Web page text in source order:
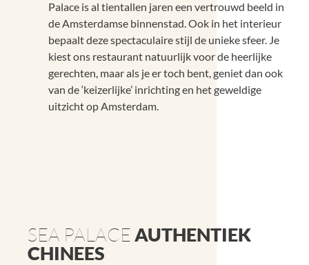
Palace is al tientallen jaren een vertrouwd beeld in
de Amsterdamse binnenstad. Ook in het interieur
bepaalt deze spectaculaire stijl de unieke sfeer. Je
kiest ons restaurant natuurlijk voor de heerlijke
gerechten, maar als je er toch bent, geniet dan ook
van de ‘keizerlijke’ inrichting en het geweldige
uitzicht op Amsterdam.
SEA PALACEAUTHENTIEK
CHINEES